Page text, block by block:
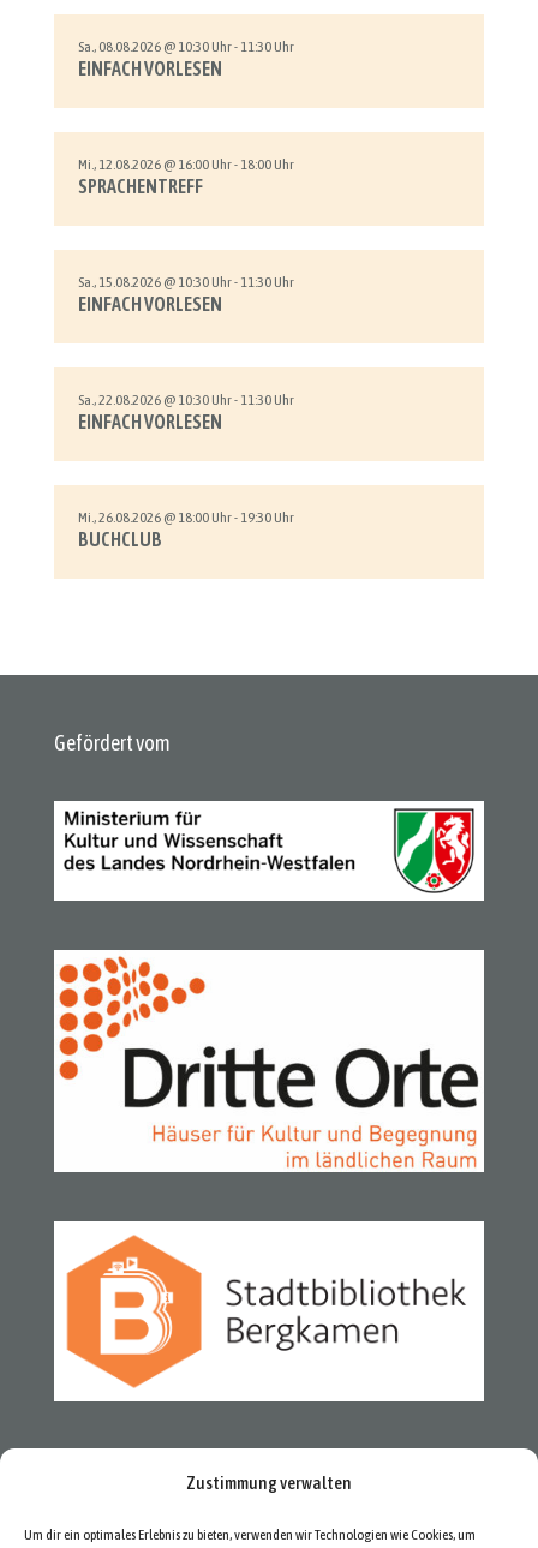
Zustimmung verwalten
Um dir ein optimales Erlebnis zu bieten, verwenden wir Technologien wie Cookies, um
Sa., 08.08.2026 @ 10:30 Uhr - 11:30 Uhr
EINFACH VORLESEN
Mi., 12.08.2026 @ 16:00 Uhr - 18:00 Uhr
SPRACHENTREFF
Sa., 15.08.2026 @ 10:30 Uhr - 11:30 Uhr
EINFACH VORLESEN
Sa., 22.08.2026 @ 10:30 Uhr - 11:30 Uhr
EINFACH VORLESEN
Mi., 26.08.2026 @ 18:00 Uhr - 19:30 Uhr
BUCHCLUB
Gefördert vom